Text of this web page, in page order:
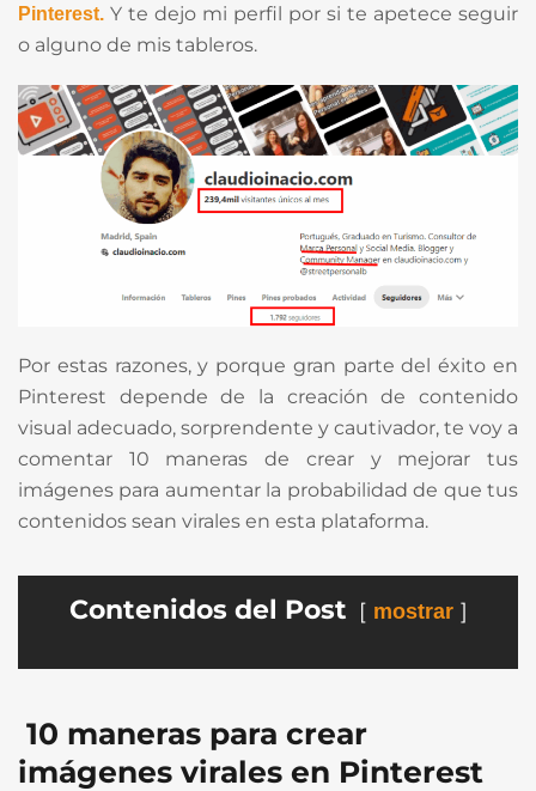
Pinterest. Y te dejo mi perfil por si te apetece seguir
o alguno de mis tableros.
Por estas razones, y porque gran parte del éxito en
Pinterest depende de la creación de contenido
visual adecuado, sorprendente y cautivador, te voy a
comentar 10 maneras de crear y mejorar tus
imágenes para aumentar la probabilidad de que tus
contenidos sean virales en esta plataforma.
Contenidos del Post mostrar
10 maneras para crear
imágenes virales en Pinterest